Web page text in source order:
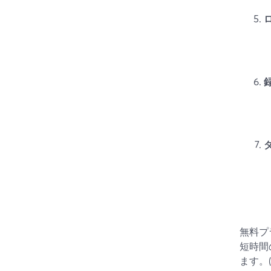
無料
短時
ます。(